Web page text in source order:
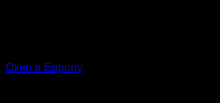
Окно в Европу